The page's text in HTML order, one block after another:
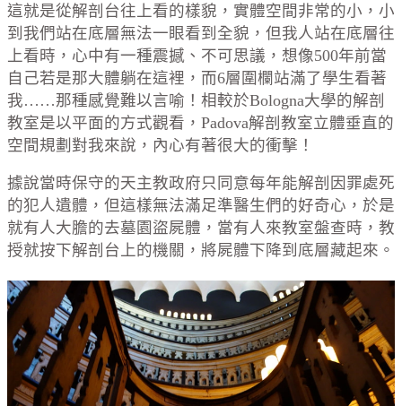
這就是從解剖台往上看的樣貌，實體空間非常的小，小
到我們站在底層無法一眼看到全貌，但我人站在底層往
上看時，心中有一種震撼、不可思議，想像500年前當
自己若是那大體躺在這裡，而6層圍欄站滿了學生看著
我……那種感覺難以言喻！相較於Bologna大學的解剖
教室是以平面的方式觀看，Padova解剖教室立體垂直的
空間規劃對我來說，內心有著很大的衝擊！
據說當時保守的天主教政府只同意每年能解剖因罪處死
的犯人遺體，但這樣無法滿足準醫生們的好奇心，於是
就有人大膽的去墓園盜屍體，當有人來教室盤查時，教
授就按下解剖台上的機關，將屍體下降到底層藏起來。